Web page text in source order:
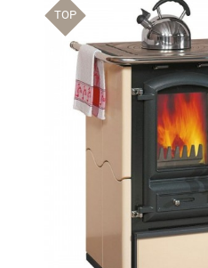
TOP